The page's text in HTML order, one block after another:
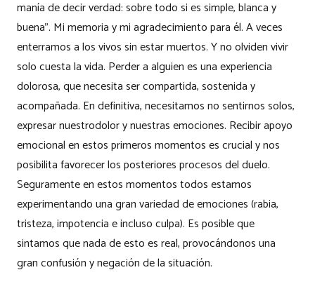
manía de decir verdad: sobre todo si es simple, blanca y
buena”. Mi memoria y mi agradecimiento para él. A veces
enterramos a los vivos sin estar muertos. Y no olviden vivir
solo cuesta la vida. Perder a alguien es una experiencia
dolorosa, que necesita ser compartida, sostenida y
acompañada. En definitiva, necesitamos no sentirnos solos,
expresar nuestrodolor y nuestras emociones. Recibir apoyo
emocional en estos primeros momentos es crucial y nos
posibilita favorecer los posteriores procesos del duelo.
Seguramente en estos momentos todos estamos
experimentando una gran variedad de emociones (rabia,
tristeza, impotencia e incluso culpa). Es posible que
sintamos que nada de esto es real, provocándonos una
gran confusión y negación de la situación.